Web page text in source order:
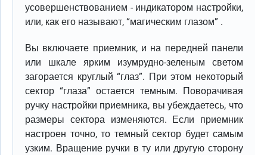
усовершенствованием - индикатором настройки,
или, как его называют, “магическим глазом” .
Вы включаете приемник, и на передней панели
или шкале ярким изумрудно-зеленым светом
загорается круглый “глаз”. При этом некоторый
сектор “глаза” остается темным. Поворачивая
ручку настройки приемника, вы убеждаетесь, что
размеры сектора изменяются. Если приемник
настроен точно, то темный сектор будет самым
узким. Вращение ручки в ту или другую сторону